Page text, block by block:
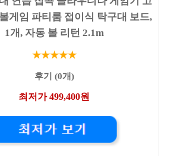
게임 파티룸 접이식 탁구대 보드,
1개, 자동 볼 리턴 2.1m
★★★★★
후기 (0개)
최저가 499,400원